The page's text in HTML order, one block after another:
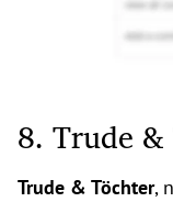
8. Trude
Trude & Töchter,